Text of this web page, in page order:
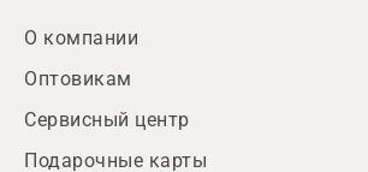
О компании
Оптовикам
Сервисный центр
Подарочные карты